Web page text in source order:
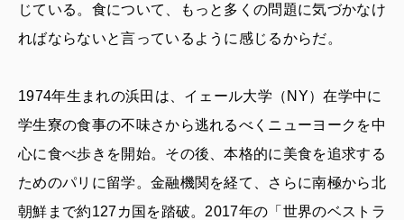
じている。食について、もっと多くの問題に気づかなけ
ればならないと言っているように感じるからだ。
1974年生まれの浜田は、イェール大学（NY）在学中に
学生寮の食事の不味さから逃れるべくニューヨークを中
心に食べ歩きを開始。その後、本格的に美食を追求する
ためのパリに留学。金融機関を経て、さらに南極から北
朝鮮まで約127カ国を踏破。2017年の「世界のベストラ